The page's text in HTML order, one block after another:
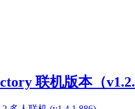
联机版本（